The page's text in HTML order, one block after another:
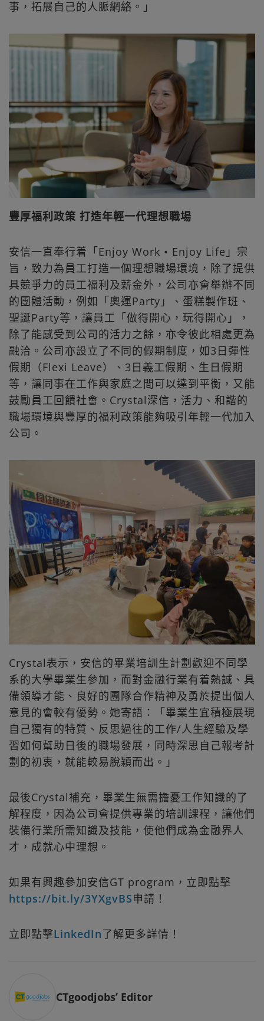
事，拓展自己的人脈網絡。」
豐厚福利政策 打造年輕一代理想職場
安信一直奉行着「Enjoy Work • Enjoy Life」宗
旨，致力為員工打造一個理想職場環境，除了提供
具競爭力的員工福利及薪金外，公司亦會舉辦不同
的團體活動，例如「奧運Party」、蛋糕製作班、
聖誕Party等，讓員工「做得開心，玩得開心」，
除了能感受到公司的活力之餘，亦令彼此相處更為
融洽。公司亦設立了不同的假期制度，如3日彈性
假期（Flexi Leave）、3日義工假期、生日假期
等，讓同事在工作與家庭之間可以達到平衡，又能
鼓勵員工回饋社會。Crystal深信，活力、和諧的
職場環境與豐厚的福利政策能夠吸引年輕一代加入
公司。
Crystal表示，安信的畢業培訓生計劃歡迎不同學
系的大學畢業生參加，而對金融行業有着熱誠、具
備領導才能、良好的團隊合作精神及勇於提出個人
意見的會較有優勢。她寄語：「畢業生宜積極展現
自己獨有的特質、反思過往的工作/人生經驗及學
習如何幫助日後的職場發展，同時深思自己報考計
劃的初衷，就能較易脫穎而出。」
最後Crystal補充，畢業生無需擔憂工作知識的了
解程度，因為公司會提供專業的培訓課程，讓他們
裝備行業所需知識及技能，使他們成為金融界人
才，成就心中理想。
如果有興趣參加安信GT program，立即點擊
https://bit.ly/3YXgvBS申請！
立即點擊LinkedIn了解更多詳情！
CTgoodjobs’ Editor